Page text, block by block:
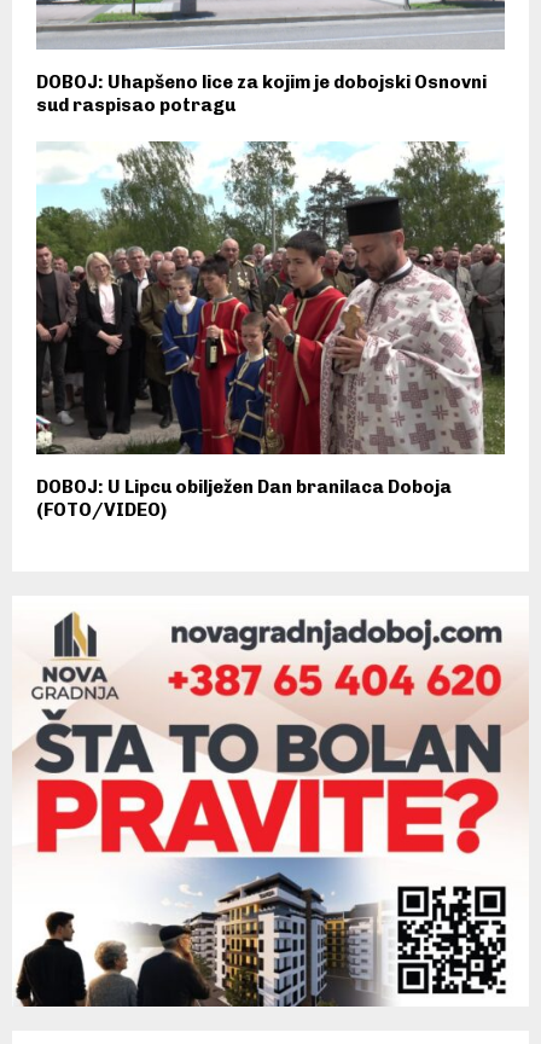
DOBOJ: Uhapšeno lice za kojim je dobojski Osnovni
sud raspisao potragu
DOBOJ: U Lipcu obilježen Dan branilaca Doboja
(FOTO/VIDEO)